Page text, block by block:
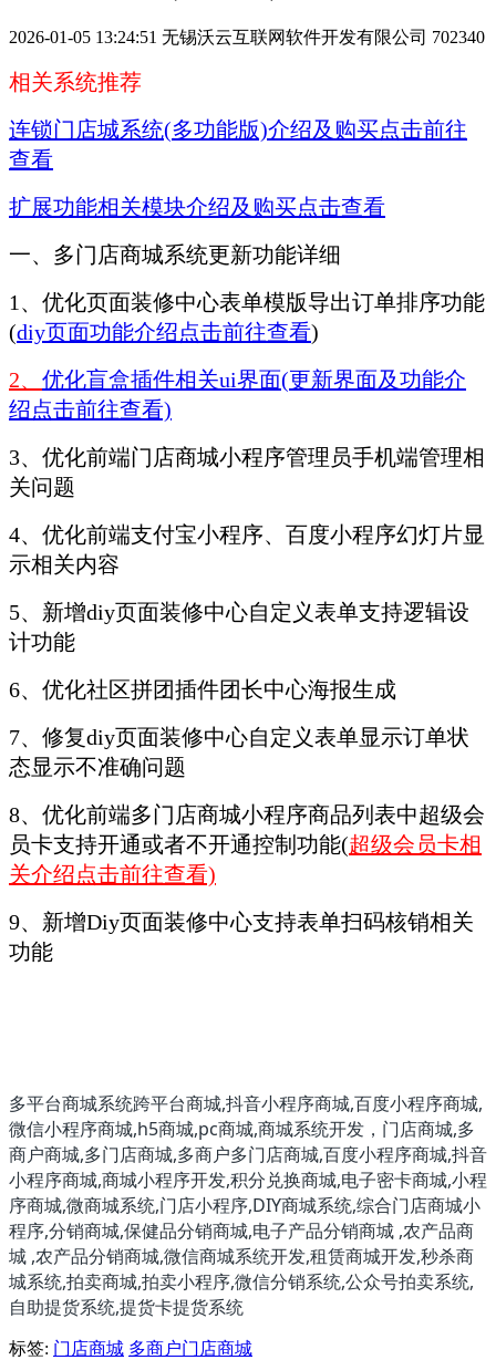
2026-01-05 13:24:51 无锡沃云互联网软件开发有限公司 702340
相关系统推荐
连锁门店城系统(多功能版)介绍及购买点击前往
查看
扩展功能相关模块介绍及购买点击查看
一、多门店商城系统更新功能详细
1、优化页面装修中心表单模版导出订单排序功能
(diy页面功能介绍点击前往查看)
2、 优化盲盒插件相关ui界面(更新界面及功能介
绍点击前往查看)
3、优化前端门店商城小程序管理员手机端管理相
关问题
4、优化前端支付宝小程序、百度小程序幻灯片显
示相关内容
5、新增diy页面装修中心自定义表单支持逻辑设
计功能
6、优化社区拼团插件团长中心海报生成
7、修复diy页面装修中心自定义表单显示订单状
态显示不准确问题
8、优化前端多门店商城小程序商品列表中超级会
员卡支持开通或者不开通控制功能(超级会员卡相
关介绍点击前往查看)
9、新增Diy页面装修中心支持表单扫码核销相关
功能
多平台商城系统跨平台商城,抖音小程序商城,百度小程序商城,
微信小程序商城,h5商城,pc商城,商城系统开发，门店商城,多
商户商城,多门店商城,多商户多门店商城,百度小程序商城,抖音
小程序商城,商城小程序开发,积分兑换商城,电子密卡商城,小程
序商城,微商城系统,门店小程序,DIY商城系统,综合门店商城小
程序,分销商城,保健品分销商城,电子产品分销商城 ,农产品商
城 ,农产品分销商城,微信商城系统开发,租赁商城开发,秒杀商
城系统,拍卖商城,拍卖小程序,微信分销系统,公众号拍卖系统,
自助提货系统,提货卡提货系统
标签: 门店商城 多商户门店商城